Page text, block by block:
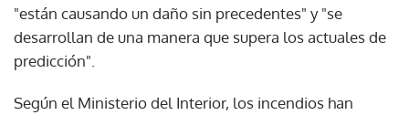
"están causando un daño sin precedentes" y "se
desarrollan de una manera que supera los actuales de
predicción".
Según el Ministerio del Interior, los incendios han